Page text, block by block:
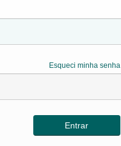
Esqueci minha senha